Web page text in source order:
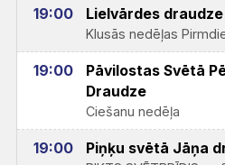
19:00 Lielvārdes draudze
Klusās nedēļas
19:00
Pāvilostas Svētā
Draudze
Ciešanu nedēļa
19:00 Piņķu svētā Jāņa